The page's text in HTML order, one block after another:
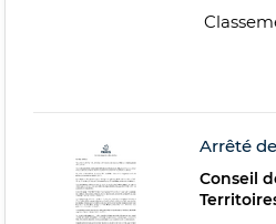
Arrêté
Conseil